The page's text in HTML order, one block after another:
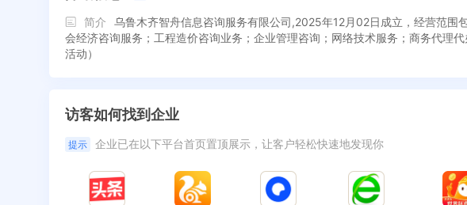
简介
乌鲁木齐智舟信息咨询服务有限公司,2025年12月02日成立，经营范围
会经济咨询服务；工程造价咨询业务；企业管理咨询；网络技术服务；商务代理
活动）
访客如何找到企业
提示 企业已在以下平台首页置顶展示，让客户轻松快速地发现你